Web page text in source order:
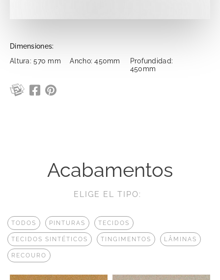
Dimensiones:
Altura: 570 mm
Ancho: 450mm
Profundidad:
450mm
Acabamentos
ELIGE EL TIPO:
TODOS PINTURAS TECIDOS
TECIDOS SINTÉTICOS TINGIMENTOS LÂMINAS
RECOURO